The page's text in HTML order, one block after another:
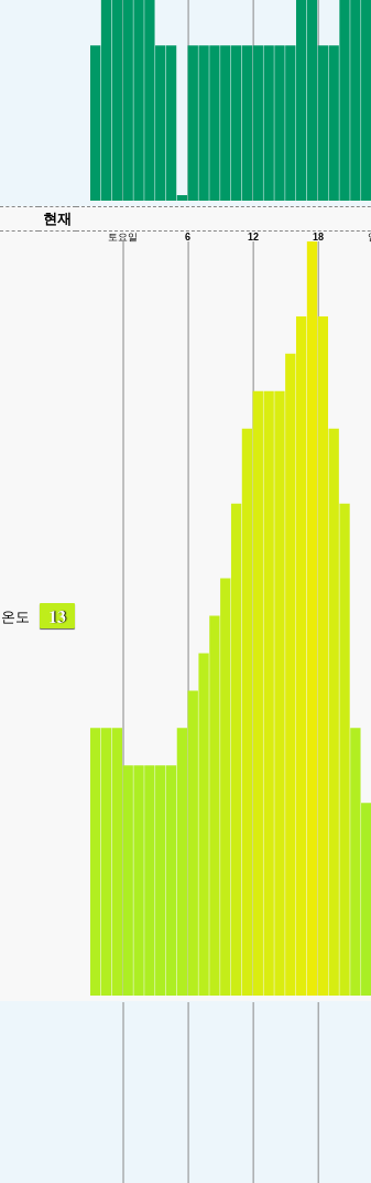
현재
온도 13